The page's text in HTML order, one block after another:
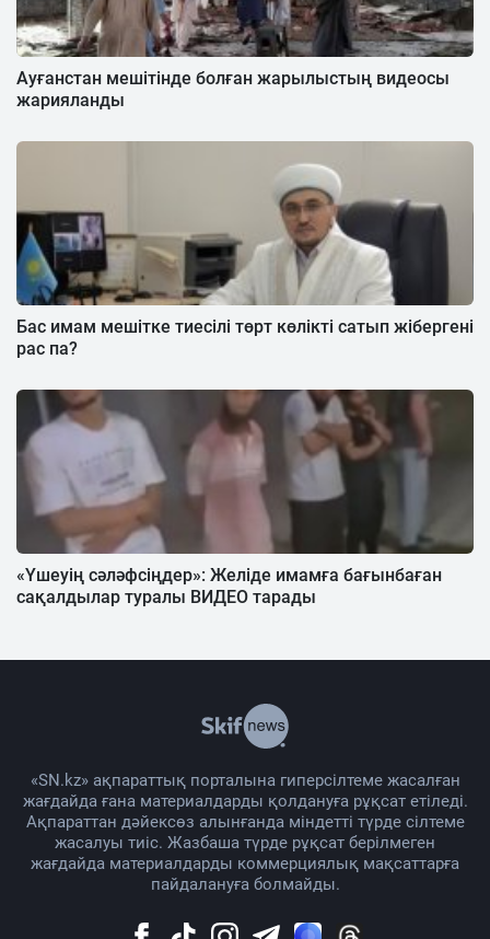
Ауғанстан мешітінде болған жарылыстың видеосы
жарияланды
Бас имам мешітке тиесілі төрт көлікті сатып жібергені
рас па?
«Үшеуің сәләфсіңдер»: Желіде имамға бағынбаған
сақалдылар туралы ВИДЕО тарады
Жаңа қаулы. Жұма намаз оқуға рұқсат берілді